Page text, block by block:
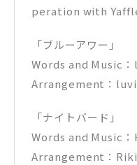
peration with
「ブルーアワー」
Words and Music
Arrangement：
「ナイトバード」
Words and Music
Arrangement：